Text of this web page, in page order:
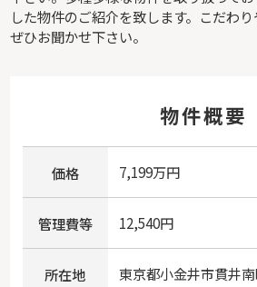
した物件のご紹介を致します。こだわり
ぜひお聞かせ下さい。
物件概要
価格 7,199万円
管理費等 12,540円
所在地 東京都小金井市貫井